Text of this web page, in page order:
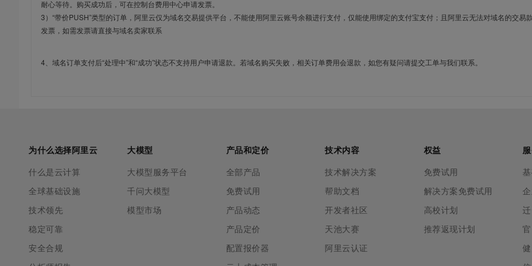
耐心等待。购买成功后，可在控制台费用中心申请发票。
3）“带价PUSH”类型的订单，阿里云仅为域名交易提供平台，不能使用阿里云账号余额进行支付，仅能使用绑定的支付宝支付；且阿里云无法对域名的交易
发票，如需发票请直接与域名卖家联系
4、域名订单支付后“处理中”和“成功”状态不支持用户申请退款。若域名购买失败，相关订单费用会退款，如您有疑问请提交工单与我们联系。